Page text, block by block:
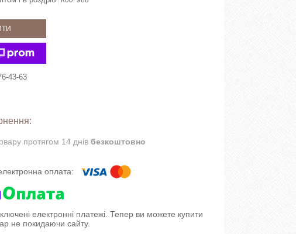
43-63
протягом 14 днів безкоштовно
електронні платежі. Тепер ви можете купити
не покидаючи сайту.